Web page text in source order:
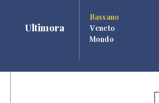
Ultimora
Bassano
Veneto
Mondo